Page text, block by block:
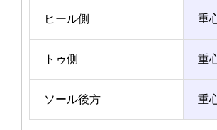
ヒール側 重
トゥ側 重
ソール後方 重